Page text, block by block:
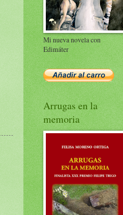
Mi nueva novela con
Edimáter
Arrugas en la
memoria